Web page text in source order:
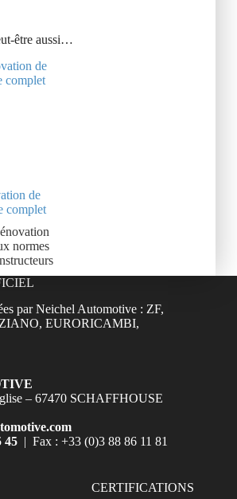
être aussi…
de
complet
normes
– 67470 SCHAFFHOUSE
45 | Fax : +33 (0)3 88 86 11 81
CERTIFICATIONS